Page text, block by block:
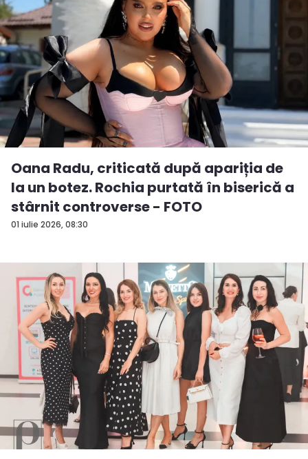
01 iulie 2026, 08:30
Oana Radu, criticată după apariția de
la un botez. Rochia purtată în biserică a
stârnit controverse - FOTO